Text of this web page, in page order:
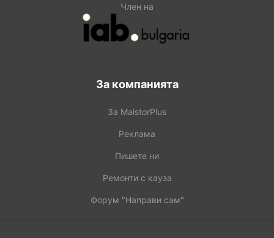
Член на
За компанията
За MaistorPlus
Реклама
Пишете ни
Ремонти с кауза
Форум "Направи сам"